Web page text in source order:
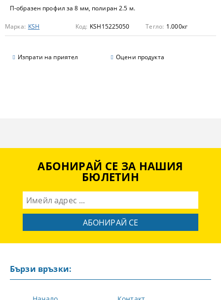
П-образен профил за 8 мм, полиран 2.5 м.
Марка: KSH Код: KSH15225050 Тегло: 1.000кг
Изпрати на приятел Оцени продукта
АБОНИРАЙ СЕ ЗА НАШИЯ
БЮЛЕТИН
Бързи връзки: